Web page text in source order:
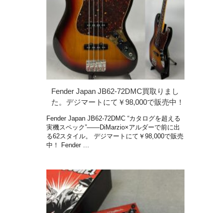
Fender Japan JB62-72DMC買取りまし
た。デジマートにて￥98,000で販売中！
Fender Japan JB62-72DMC “カタログを超える
実機スペック”——DiMarzio×アルダーで前に出
る62スタイル。 デジマートにて￥98,000で販売
中！ Fender …